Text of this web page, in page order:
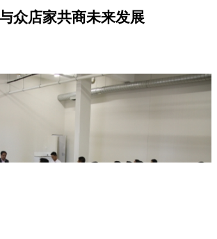
众店家共商未来发展